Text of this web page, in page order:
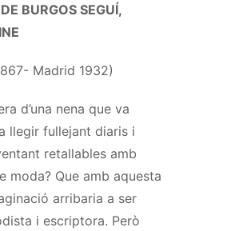
BURGOS SEGUÍ,
Madrid 1932)
d’una nena que va
llegir fullejant diaris i
retallables amb
moda? Que amb aquesta
arribaria a ser
i escriptora. Però